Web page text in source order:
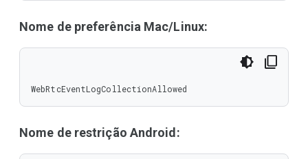
Nome de preferência Mac/Linux:
WebRtcEventLogCollectionAllowed
Nome de restrição Android: